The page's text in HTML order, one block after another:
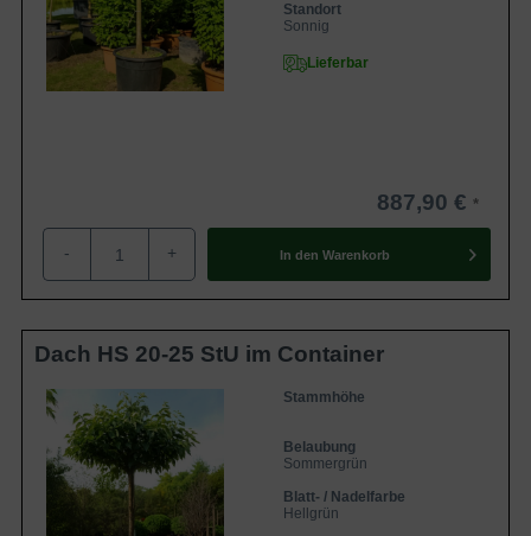
Standort
Sonnig
Lieferbar
887,90 €
- + In den Warenkorb
Dach HS 20-25 StU im Container
Stammhöhe
Belaubung
Sommergrün
Blatt- / Nadelfarbe
Hellgrün